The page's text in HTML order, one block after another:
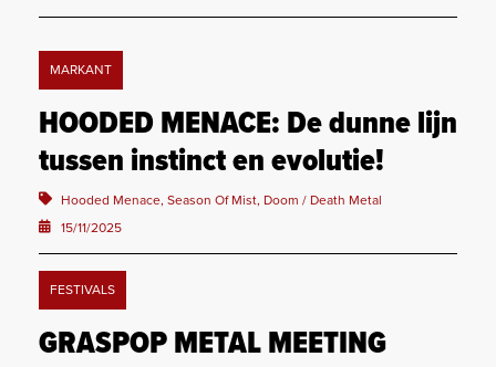
MARKANT
HOODED MENACE: De dunne lijn
tussen instinct en evolutie!
Hooded Menace, Season Of Mist, Doom / Death Metal
15/11/2025
FESTIVALS
GRASPOP METAL MEETING